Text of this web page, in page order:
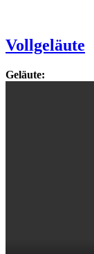
Vollgeläute
Geläute: